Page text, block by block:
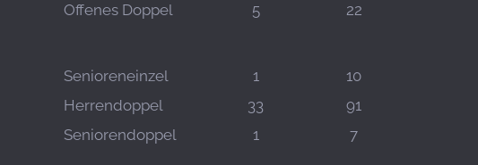
Offenes Doppel 5 22
Senioreneinzel 1
10
Herrendoppel 33
91
Seniorendoppel 1 7